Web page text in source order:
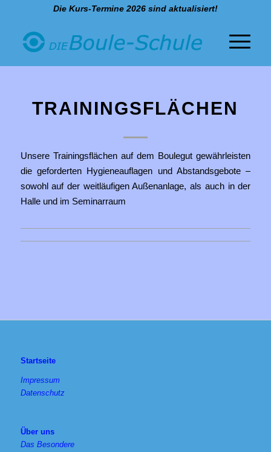
Die Kurs-Termine 2026 sind aktualisiert!
TRAININGSFLÄCHEN
Unsere Trainingsflächen auf dem Boulegut gewährleisten
die geforderten Hygieneauflagen und Abstandsgebote –
sowohl auf der weitläufigen Außenanlage, als auch in der
Halle und im Seminarraum
Startseite
Impressum
Datenschutz
Über uns
Das Besondere